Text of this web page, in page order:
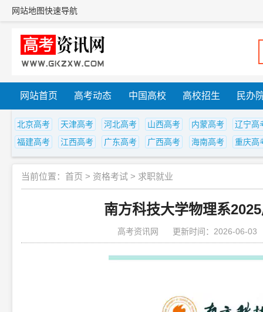
网站地图快速导航
网站首页 高考动态 中国高校 高校招生 民办
北京高考 天津高考 河北高考 山西高考 内蒙高考
辽宁高
福建高考
江西高考 广东高考 广西高考 海南高考 重庆高
当前位置： 首页 > 资格考试 > 求职就业
南方科技大学物理系
高考资讯网 更新时间：2026-06-03